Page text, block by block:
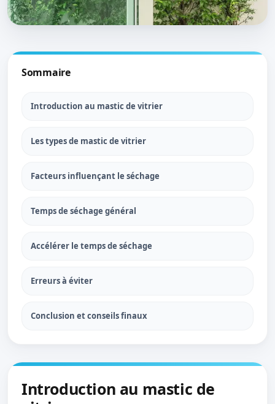
Sommaire
Introduction au mastic de vitrier
Les types de mastic de vitrier
Facteurs influençant le séchage
Temps de séchage général
Accélérer le temps de séchage
Erreurs à éviter
Conclusion et conseils finaux
Introduction au mastic de